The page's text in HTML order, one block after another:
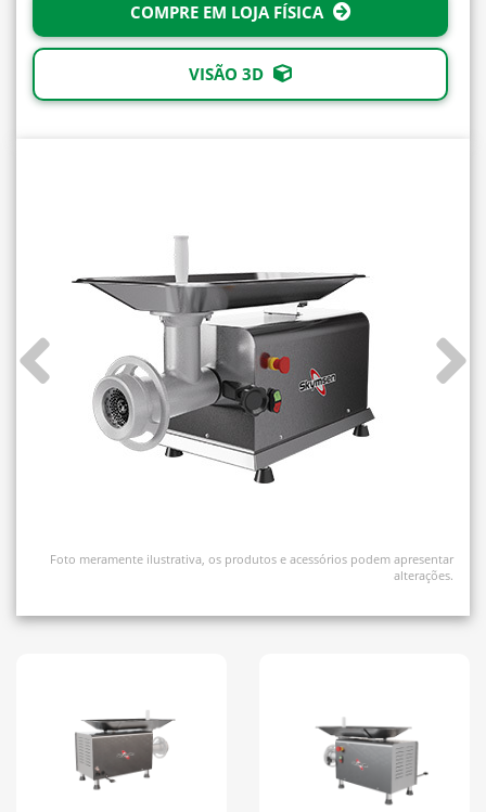
COMPRE EM LOJA FÍSICA
VISÃO 3D
Foto meramente ilustrativa, os produtos e acessórios podem apresentar
alterações.